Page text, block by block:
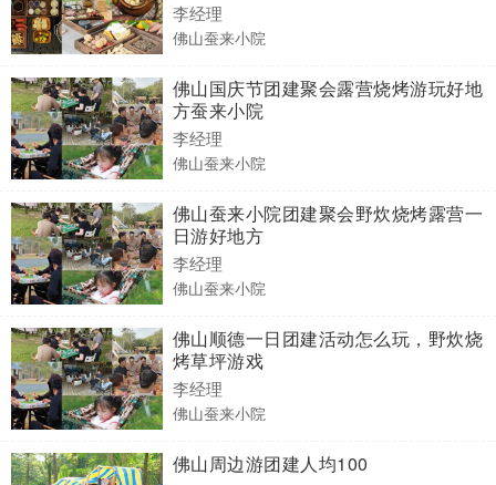
李经理
佛山蚕来小院
佛山国庆节团建聚会露营烧烤游玩好地
方蚕来小院
李经理
佛山蚕来小院
佛山蚕来小院团建聚会野炊烧烤露营一
日游好地方
李经理
佛山蚕来小院
佛山顺德一日团建活动怎么玩，野炊烧
烤草坪游戏
李经理
佛山蚕来小院
佛山周边游团建人均100